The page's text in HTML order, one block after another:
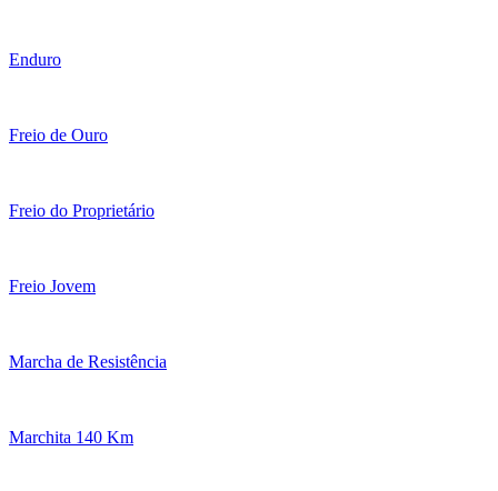
Enduro
Freio de Ouro
Freio do Proprietário
Freio Jovem
Marcha de Resistência
Marchita 140 Km